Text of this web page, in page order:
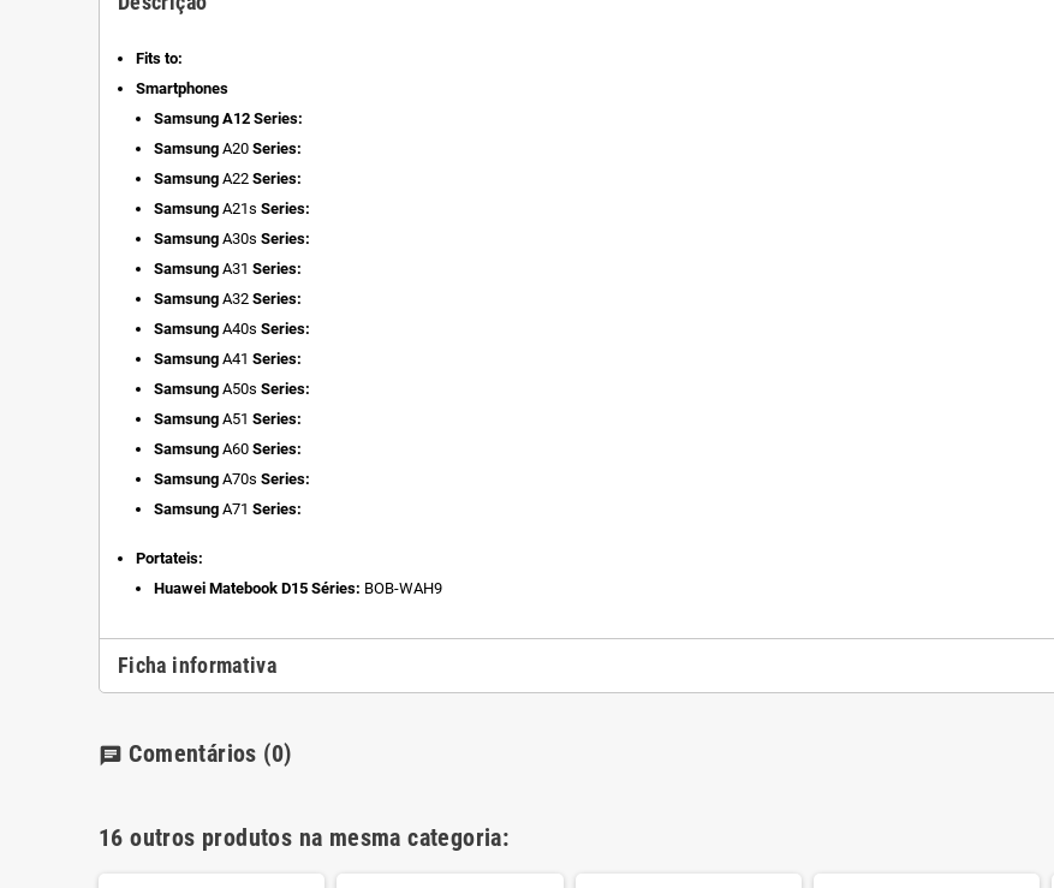
Fits to:
Smartphones
Samsung A12 Series:
Samsung A20 Series:
Samsung A22 Series:
Samsung A21s Series:
Samsung A30s Series:
Samsung A31 Series:
Samsung A32 Series:
Samsung A40s Series:
Samsung A41 Series:
Samsung A50s Series:
Samsung A51 Series:
Samsung A60 Series:
Samsung A70s Series:
Samsung A71 Series:
Portateis:
Huawei Matebook D15 Séries: BOB-WAH9
Ficha informativa
chat Comentários (0)
16 outros produtos na mesma categoria: